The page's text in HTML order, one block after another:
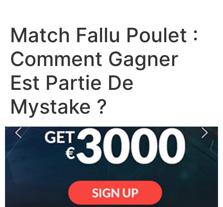
Match Fallu Poulet :
Comment Gagner
Est Partie De
Mystake ?